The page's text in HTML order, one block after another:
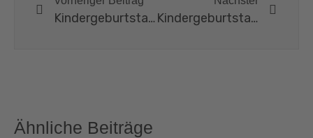
Kindergeburtstag im Wilden Westen „Cowboys und Indianer“ Kindergeburtstag „Ladybug“
Ähnliche Beiträge